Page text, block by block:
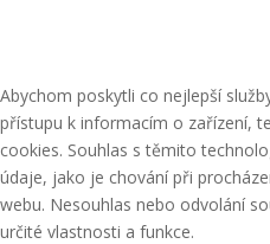
Abychom poskytli co nejlepší
přístupu k informacím o zařízení,
cookies. Souhlas s těmito
údaje, jako je chování při
webu. Nesouhlas nebo odvolání
určité vlastnosti a funkce.